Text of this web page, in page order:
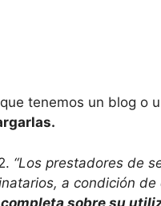
tenemos un blog o
“Los prestadores de
a condición de
sobre su